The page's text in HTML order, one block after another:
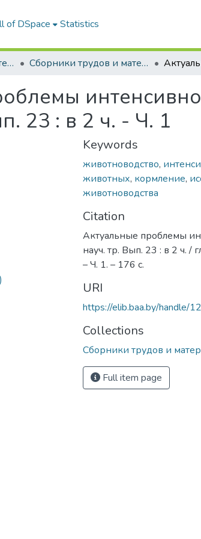
of DSpace Statistics
Сборники трудов и материалов конференций Сборники трудов и материалы конференций
23 : в 2 ч. - Ч. 1
Keywords
животноводство,
животных, кормление,
животноводства
Citation
Актуальные проблемы
науч. тр. Вып. 23 : в 2 ч. /
– Ч. 1. – 176 с.
URI
https://elib.baa.by/handle/
Collections
Сборники трудов и
Full item page